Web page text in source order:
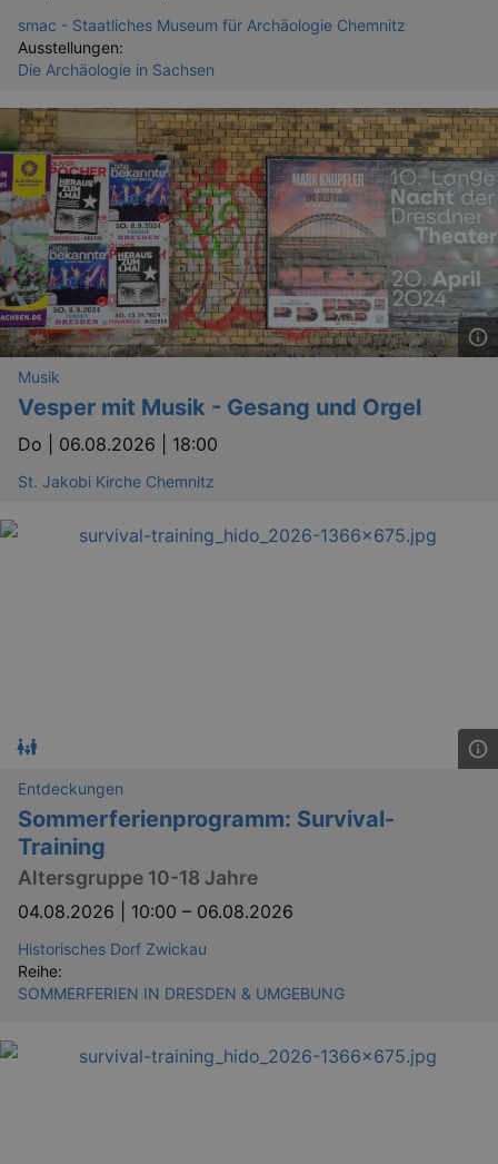
smac - Staatliches Museum für Archäologie Chemnitz
Ausstellungen:
Die Archäologie in Sachsen
Musik
Vesper mit Musik - Gesang und Orgel
Do | 06.08.2026 | 18:00
St. Jakobi Kirche Chemnitz
Entdeckungen
Sommerferienprogramm: Survival-
Training
Altersgruppe 10-18 Jahre
04.08.2026 | 10:00 – 06.08.2026
Historisches Dorf Zwickau
Reihe:
SOMMERFERIEN IN DRESDEN & UMGEBUNG